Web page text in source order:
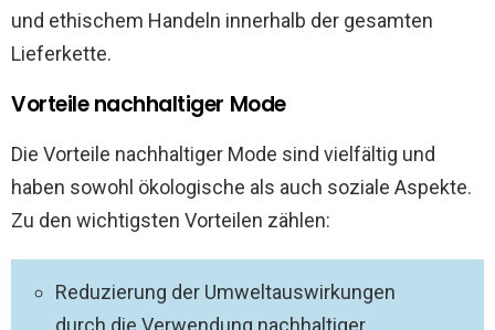
und ethischem Handeln innerhalb der gesamten
Lieferkette.
Vorteile nachhaltiger Mode
Die Vorteile nachhaltiger Mode sind vielfältig und
haben sowohl ökologische als auch soziale Aspekte.
Zu den wichtigsten Vorteilen zählen:
Reduzierung der Umweltauswirkungen
durch die Verwendung nachhaltiger